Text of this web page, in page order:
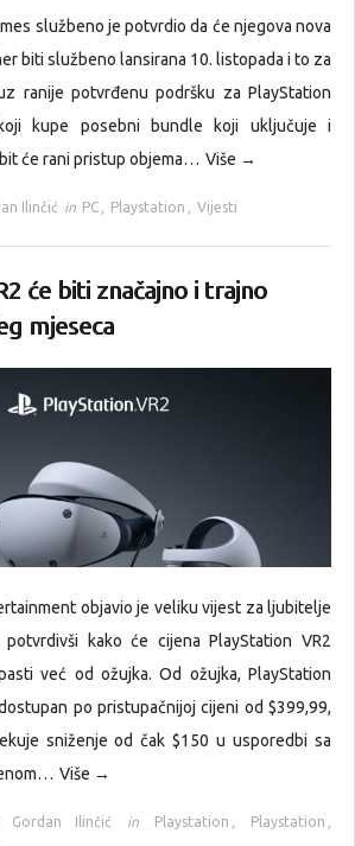
službeno je potvrdio da će njegova nova
biti službeno lansirana 10. listopada i to za
ranije potvrđenu podršku za PlayStation
kupe posebni bundle koji uključuje i
će rani pristup objema… Više →
Ilinčić in PC , Playstation , Vijesti
će biti značajno i trajno
mjeseca
objavio je veliku vijest za ljubitelje
kako će cijena PlayStation VR2
već od ožujka. Od ožujka, PlayStation
po pristupačnijoj cijeni od $399,99,
sniženje od čak $150 u usporedbi sa
Više →
Gordan Ilinčić in Playstation , Playstation ,